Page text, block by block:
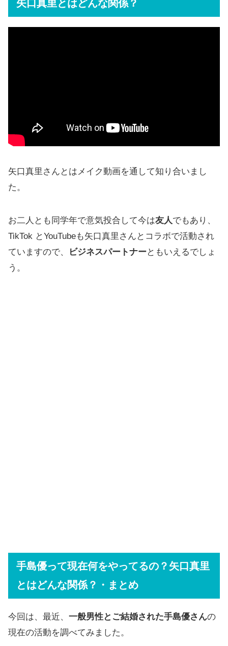
矢口真里とはどんな関係？
矢口真里さんとはメイク動画を通して知り合いまし
た。
お二人とも同学年で意気投合して今は友人でもあり、
TikTok とYouTubeも矢口真里さんとコラボで活動され
ていますので、
ビジネスパートナーともいえるでしょ
う。
手島優って現在何をやってるの？矢口真里
とはどんな関係？・まとめ
今回は、最近、 一般男性とご結婚された手島優さんの
現在の活動を調べてみました。